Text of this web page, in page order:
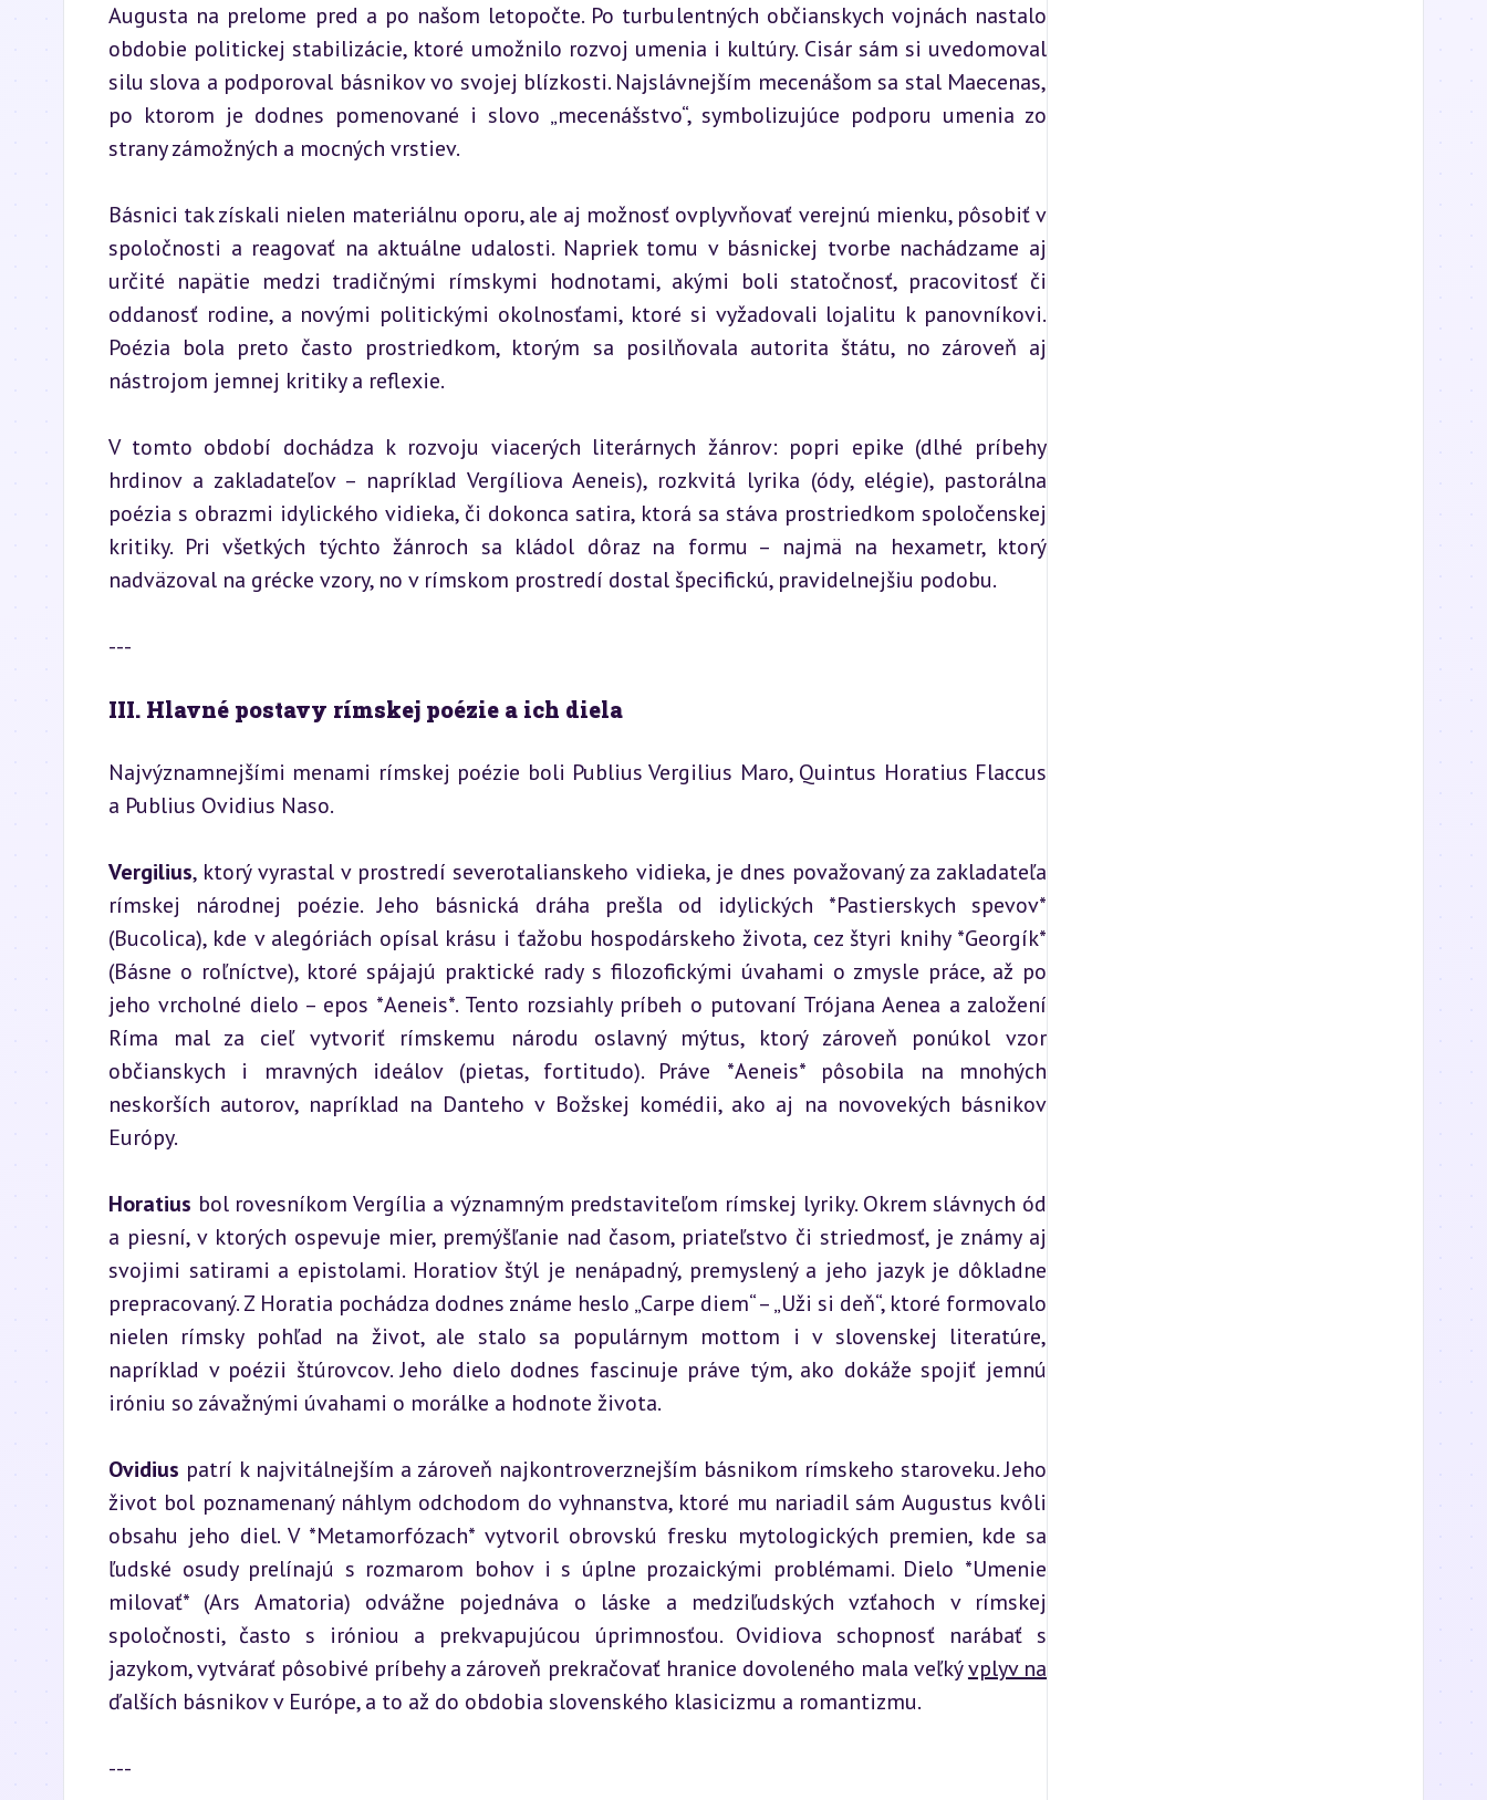
Augusta na prelome pred a po našom letopočte. Po turbulentných občianskych vojnách nastalo
obdobie politickej stabilizácie, ktoré umožnilo rozvoj umenia i kultúry. Cisár sám si uvedomoval
silu slova a podporoval básnikov vo svojej blízkosti. Najslávnejším mecenášom sa stal Maecenas,
po ktorom je dodnes pomenované i slovo „mecenášstvo“, symbolizujúce podporu umenia zo
strany zámožných a mocných vrstiev.
Básnici tak získali nielen materiálnu oporu, ale aj možnosť ovplyvňovať verejnú mienku, pôsobiť v
spoločnosti a reagovať na aktuálne udalosti. Napriek tomu v básnickej tvorbe nachádzame aj
určité napätie medzi tradičnými rímskymi hodnotami, akými boli statočnosť, pracovitosť či
oddanosť rodine, a novými politickými okolnosťami, ktoré si vyžadovali lojalitu k panovníkovi.
Poézia bola preto často prostriedkom, ktorým sa posilňovala autorita štátu, no zároveň aj
nástrojom jemnej kritiky a reflexie.
V tomto období dochádza k rozvoju viacerých literárnych žánrov: popri epike (dlhé príbehy
hrdinov a zakladateľov – napríklad Vergíliova Aeneis), rozkvitá lyrika (ódy, elégie), pastorálna
poézia s obrazmi idylického vidieka, či dokonca satira, ktorá sa stáva prostriedkom spoločenskej
kritiky. Pri všetkých týchto žánroch sa kládol dôraz na formu – najmä na hexametr, ktorý
nadväzoval na grécke vzory, no v rímskom prostredí dostal špecifickú, pravidelnejšiu podobu.
---
III. Hlavné postavy rímskej poézie a ich diela
Najvýznamnejšími menami rímskej poézie boli Publius Vergilius Maro, Quintus Horatius Flaccus
a Publius Ovidius Naso.
Vergilius, ktorý vyrastal v prostredí severotalianskeho vidieka, je dnes považovaný za zakladateľa
rímskej národnej poézie. Jeho básnická dráha prešla od idylických *Pastierskych spevov*
(Bucolica), kde v alegóriách opísal krásu i ťažobu hospodárskeho života, cez štyri knihy *Georgík*
(Básne o roľníctve), ktoré spájajú praktické rady s filozofickými úvahami o zmysle práce, až po
jeho vrcholné dielo – epos *Aeneis*. Tento rozsiahly príbeh o putovaní Trójana Aenea a založení
Ríma mal za cieľ vytvoriť rímskemu národu oslavný mýtus, ktorý zároveň ponúkol vzor
občianskych i mravných ideálov (pietas, fortitudo). Práve *Aeneis* pôsobila na mnohých
neskorších autorov, napríklad na Danteho v Božskej komédii, ako aj na novovekých básnikov
Európy.
Horatius bol rovesníkom Vergília a významným predstaviteľom rímskej lyriky. Okrem slávnych ód
a piesní, v ktorých ospevuje mier, premýšľanie nad časom, priateľstvo či striedmosť, je známy aj
svojimi satirami a epistolami. Horatiov štýl je nenápadný, premyslený a jeho jazyk je dôkladne
prepracovaný. Z Horatia pochádza dodnes známe heslo „Carpe diem“ – „Uži si deň“, ktoré formovalo
nielen rímsky pohľad na život, ale stalo sa populárnym mottom i v slovenskej literatúre,
napríklad v poézii štúrovcov. Jeho dielo dodnes fascinuje práve tým, ako dokáže spojiť jemnú
iróniu so závažnými úvahami o morálke a hodnote života.
Ovidius patrí k najvitálnejším a zároveň najkontroverznejším básnikom rímskeho staroveku. Jeho
život bol poznamenaný náhlym odchodom do vyhnanstva, ktoré mu nariadil sám Augustus kvôli
obsahu jeho diel. V *Metamorfózach* vytvoril obrovskú fresku mytologických premien, kde sa
ľudské osudy prelínajú s rozmarom bohov i s úplne prozaickými problémami. Dielo *Umenie
milovať* (Ars Amatoria) odvážne pojednáva o láske a medziľudských vzťahoch v rímskej
spoločnosti, často s iróniou a prekvapujúcou úprimnosťou. Ovidiova schopnosť narábať s
jazykom, vytvárať pôsobivé príbehy a zároveň prekračovať hranice dovoleného mala veľký vplyv na
ďalších básnikov v Európe, a to až do obdobia slovenského klasicizmu a romantizmu.
---